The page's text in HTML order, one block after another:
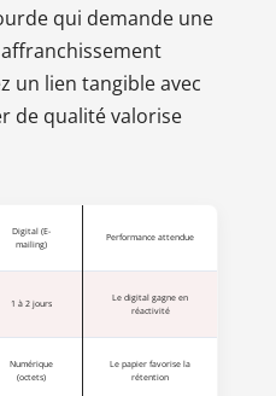
qui demande une
un lien tangible avec
de qualité valorise
Digital (E-
mailing)
Performance attendue
1 à 2 jours
Le digital gagne en
réactivité
Numérique
(octets)
Le papier favorise la
rétention